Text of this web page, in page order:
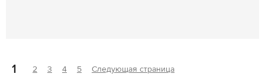
1 2 3 4 5 Следующая страница